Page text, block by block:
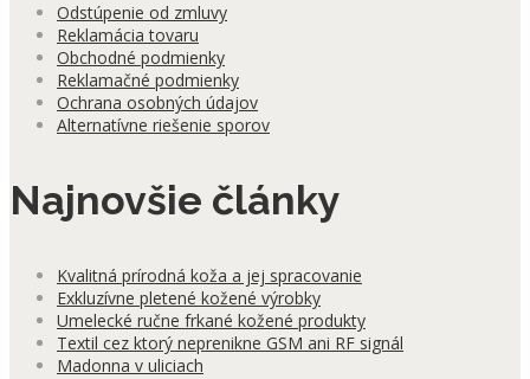
Odstúpenie od zmluvy
Reklamácia tovaru
Obchodné podmienky
Reklamačné podmienky
Ochrana osobných údajov
Alternatívne riešenie sporov
Najnovšie články
Kvalitná prírodná koža a jej spracovanie
Exkluzívne pletené kožené výrobky
Umelecké ručne frkané kožené produkty
Textil cez ktorý neprenikne GSM ani RF signál
Madonna v uliciach